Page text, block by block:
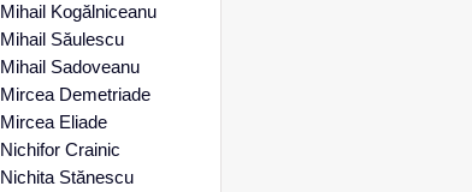
Mihail Kogălniceanu
Mihail Săulescu
Mihail Sadoveanu
Mircea Demetriade
Mircea Eliade
Nichifor Crainic
Nichita Stănescu